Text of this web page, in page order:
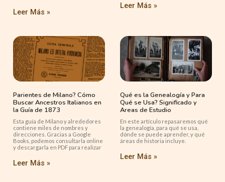
Leer Más »
Leer Más »
Parientes de Milano? Cómo
Buscar Ancestros Italianos en
la Guía de 1873
Esta guía de Milano y alrededores
contiene miles de nombres y
direcciones. Gracias a Google
Books, podemos consultarla online
y descargarla en PDF para realizar
Leer Más »
Qué es la Genealogía y Para
Qué se Usa? Significado y
Areas de Estudio
En este artículo repasaremos qué
la genealogía, para qué se usa,
dónde se puede aprender, y qué
áreas de historia incluye.
Leer Más »